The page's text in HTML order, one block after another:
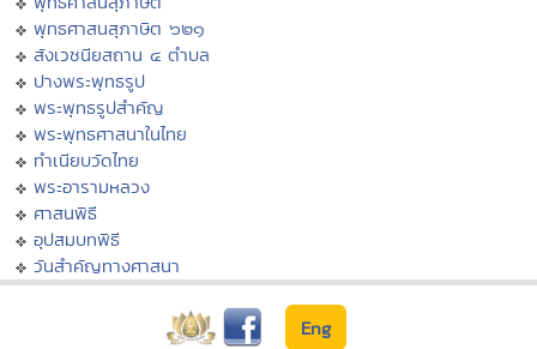
พุทธศาสนสุภาษิต ๖๒๑
สังเวชนียสถาน ๔ ตำบล
ปางพระพุทธรูป
พระพุทธรูปสำคัญ
พระพุทธศาสนาในไทย
ทำเนียบวัดไทย
พระอารามหลวง
ศาสนพิธี
อุปสมบทพิธี
วันสำคัญทางศาสนา
Eng